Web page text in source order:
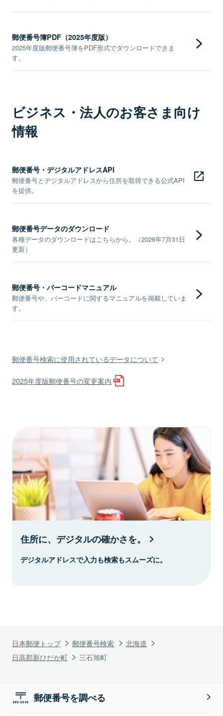
日本郵便トップ 郵便番号検索
北海道
日高郡新ひだか町
三石旭町
郵便番号簿PDF（2025年度版）
2025年度版郵便番号簿をPDF形式でダウンロードできま
す。
ビジネス・法人のお客さま向け
情報
郵便番号・デジタルアドレスAPI
郵便番号とデジタルアドレスから住所を取得できる公式API
を提供。
郵便番号データのダウンロード
各種データのダウンロードはこちらから。（2026年7月31日
更新）
郵便番号・バーコードマニュアル
郵便番号や、バーコードに関するマニュアルを掲載していま
す。
郵便番号検索に使用されているデータについて
2025年度版郵便番号の変更案内
住所に、デジタルの確かさを。
デジタルアドレスで入力も検索もスムーズに。
郵便番号を調べる